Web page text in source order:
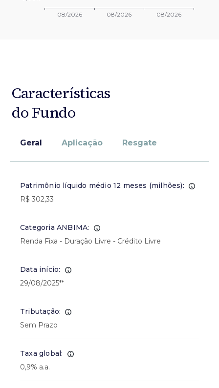
Características
do Fundo
Geral Aplicação Resgate
Patrimônio líquido médio 12 meses (milhões):
R$ 302,33
Categoria ANBIMA:
Renda Fixa - Duração Livre - Crédito Livre
Data início:
29/08/2025**
Tributação:
Sem Prazo
Taxa global:
0,9% a.a.